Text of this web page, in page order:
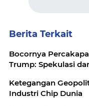
Berita Terkait
Bocornya
Trump: Spekulasi
Ketegangan
Industri Chip Dunia